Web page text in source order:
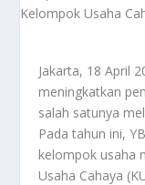
Jakarta, 18 April
meningkatkan
salah satunya
Pada tahun ini,
kelompok usaha
Usaha Cahaya